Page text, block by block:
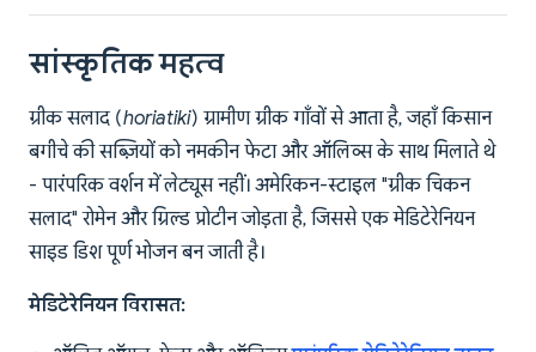
सांस्कृतिक महत्व
ग्रीक सलाद (horiatiki) ग्रामीण ग्रीक गाँवों से आता है, जहाँ किसान
बगीचे की सब्ज़ियों को नमकीन फेटा और ऑलिव्स के साथ मिलाते थे
- पारंपरिक वर्शन में लेट्यूस नहीं। अमेरिकन-स्टाइल "ग्रीक चिकन
सलाद" रोमेन और ग्रिल्ड प्रोटीन जोड़ता है, जिससे एक मेडिटेरेनियन
साइड डिश पूर्ण भोजन बन जाती है।
मेडिटेरेनियन विरासत: